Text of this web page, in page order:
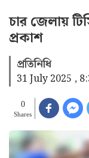
চার জেলায়
প্রকাশ
প্রতিনিধি
31 July 2025 ,
0
Shares